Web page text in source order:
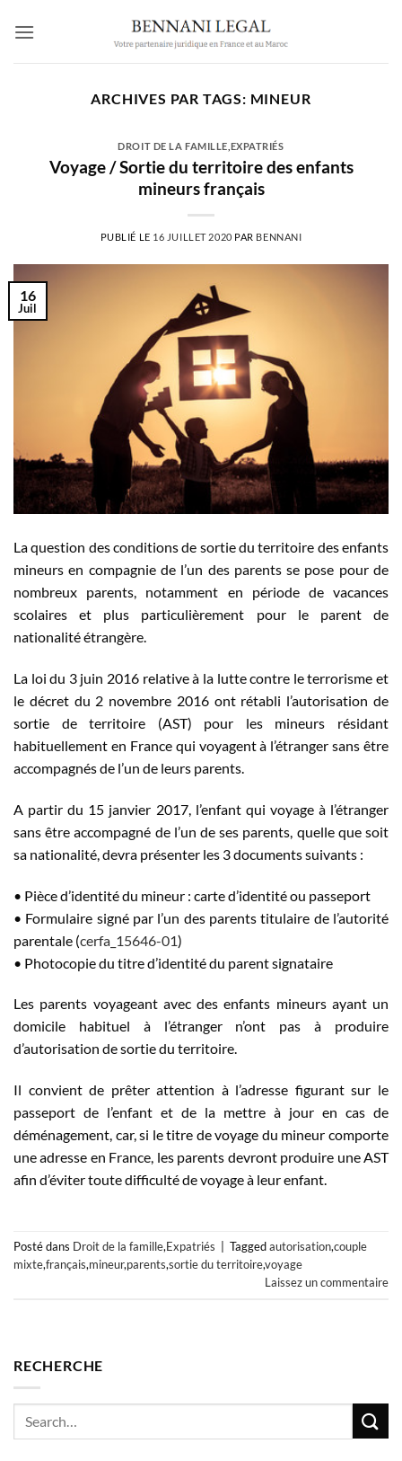
ARCHIVES PAR TAGS: MINEUR
DROIT DE LA FAMILLE EXPATRIÉS
Voyage / Sortie du territoire des enfants
mineurs français
PUBLIÉ LE 16 JUILLET 2020 PAR BENNANI
16
Juil
La question des conditions de sortie du territoire des enfants
mineurs en compagnie de l’un des parents se pose pour de
nombreux parents, notamment en période de vacances
scolaires et plus particulièrement pour le parent de
nationalité étrangère.
La loi du 3 juin 2016 relative à la lutte contre le terrorisme et
le décret du 2 novembre 2016 ont rétabli l’autorisation de
sortie de territoire (AST) pour les mineurs résidant
habituellement en France qui voyagent à l’étranger sans être
accompagnés de l’un de leurs parents.
A partir du 15 janvier 2017, l’enfant qui voyage à l’étranger
sans être accompagné de l’un de ses parents, quelle que soit
sa nationalité, devra présenter les 3 documents suivants :
• Pièce d’identité du mineur : carte d’identité ou passeport
• Formulaire signé par l’un des parents titulaire de l’autorité
parentale (cerfa_15646-01)
• Photocopie du titre d’identité du parent signataire
Les parents voyageant avec des enfants mineurs ayant un
domicile habituel à l’étranger n’ont pas à produire
d’autorisation de sortie du territoire.
Il convient de prêter attention à l’adresse figurant sur le
passeport de l’enfant et de la mettre à jour en cas de
déménagement, car, si le titre de voyage du mineur comporte
une adresse en France, les parents devront produire une AST
afin d’éviter toute difficulté de voyage à leur enfant.
Posté dans Droit de la famille,Expatriés Taggedautorisation,couple
mixte,français,mineur,parents,sortie du territoire,voyage
Laissez un commentaire
RECHERCHE